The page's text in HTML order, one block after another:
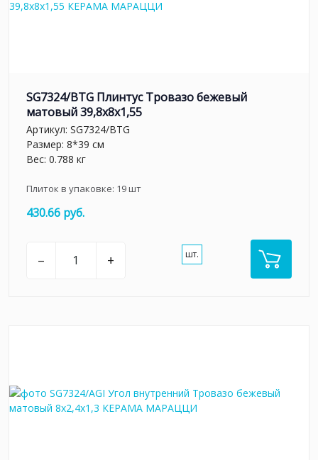
SG7324/BTG Плинтус Тровазо бежевый
матовый 39,8x8x1,55
Артикул: SG7324/BTG
Размер: 8*39 см
Вес: 0.788 кг
Плиток в упаковке: 19шт
430.66 руб.
– + шт.